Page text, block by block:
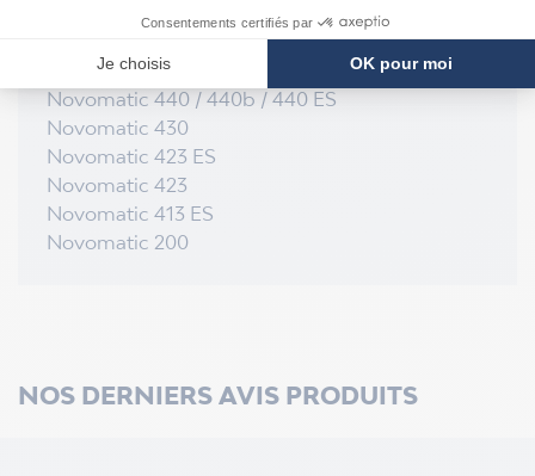
Novomatic 553 / 553 S
Novomatic 563 ES / 563 S
Novomatic 470 / 470b / 470 ES
Novomatic 440 / 440b / 440 ES
Novomatic 430
Novomatic 423 ES
Novomatic 423
Novomatic 413 ES
Novomatic 200
NOS DERNIERS AVIS PRODUITS